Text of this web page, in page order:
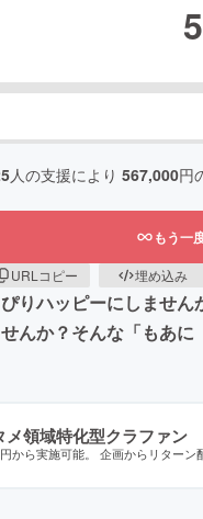
人の支援により 567,000円
もう一
URLコピー 埋め込み
りハッピーにしませ
んか？そんな「もあ
メ領域特化型クラファン
から実施可能。 企画からリターン